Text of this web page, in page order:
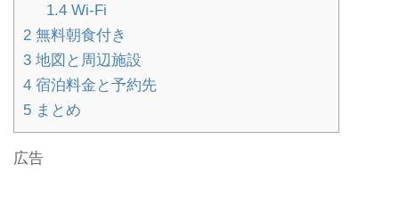
1.4Wi-Fi
2 無料朝食付き
3 地図と周辺施設
4 宿泊料金と予約先
5 まとめ
広告